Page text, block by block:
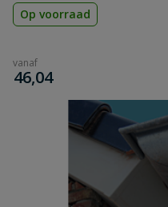
Op voorraad
vanaf
€
46,04